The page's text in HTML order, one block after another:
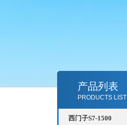
产品列表
PRODUCTS LIST
西门子S7-1500